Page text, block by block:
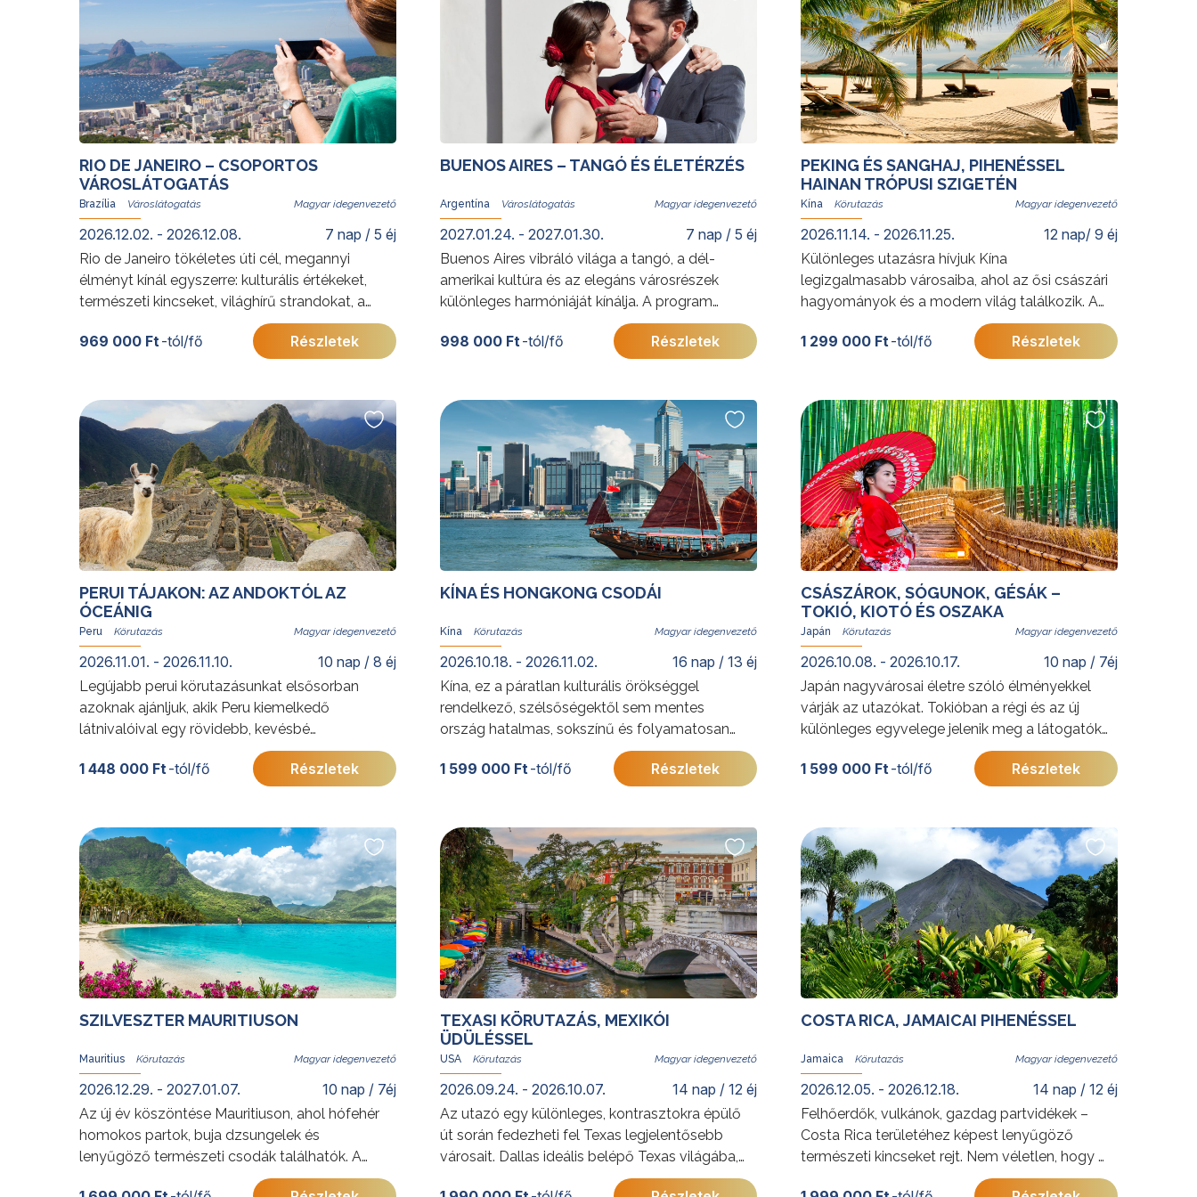
RIO DE JANEIRO – CSOPORTOS
VÁROSLÁTOGATÁS
Brazília Magyar idegenvezető
2026.12.02. - 2026.12.08. 7 nap / 5 éj
Rio de Janeiro tökéletes úti cél, megannyi
élményt kínál egyszerre: kulturális értékeket,
természeti kincseket, világhírű strandokat, a
szambát és a bossanovát, izgalmas
gasztronómiai kalandozásokat. Rióban senki
utazókra.
További érdekességekért Brazíliáról kattintson
A programok sorrendje az indulási
időpontoktól függően változhat.
969 000 Ft-tól/fő Részletek
BUENOS AIRES – TANGÓ ÉS ÉLETÉRZÉS
Argentína Magyar idegenvezető
2027.01.24. - 2027.01.30. 7 nap / 5 éj
Buenos Aires vibráló világa a tangó, a dél-
amerikai kultúra és az elegáns városrészek
különleges harmóniáját kínálja. A program
során megismerkedhet a város legismertebb
látnivalóival, jellegzetes negyedeivel és
Tigre-delta természeti szépségei és az
argentin vidék hangulata is várja.
További érdekességekért Argentínáról
kattintson
ide.
998 000 Ft-tól/fő Részletek
PEKING ÉS SANGHAJ, PIHENÉSSEL
HAINAN TRÓPUSI SZIGETÉN
Kína Magyar idegenvezető
2026.11.14. - 2026.11.25. 12 nap/ 9 éj
Különleges utazásra hívjuk Kína
legizgalmasabb városaiba, ahol az ősi császári
hagyományok és a modern világ találkozik. A
körutazás végén a trópusi Hainan-sziget várja
utasainkat: Kína „keleti Hawaiija”, amely hófehér
tökéletes helyszíne. A festői Yalong-öbölben
eltöltött napok méltó lezárását adják az
élményekben gazdag körutazásnak.
További érdekességekért Kínáról kattintson ide.
1 299 000 Ft-tól/fő Részletek
PERUI TÁJAKON: AZ ANDOKTÓL AZ
ÓCEÁNIG
Peru Magyar idegenvezető
2026.11.01. - 2026.11.10. 10 nap / 8 éj
Legújabb perui körutazásunkat elsősorban
azoknak ajánljuk, akik Peru kiemelkedő
látnivalóival egy rövidebb, kevésbé
megterhelő utazás során szeretnének
megismerkedni, s kerülnék a 4000 méter közeli
különleges Nazca-vonalak, a Ballestas-
szigetek lenyűgöző állatvilága mellett
természetesen nem maradhatnak el Cusco
inka kori kincsei és a Machu Picchu semmihez
sem hasonlító élménye sem. A szent völgyben
lámák társaságában sétálva, vagy a sivatagi
naplementében vacsorázva ennek a rendkívüli
országnak szavakkal nem kifejezhető világa is
További érdekességekért Peruról kattintson
Előkészületben: 2027. május 15-24.
1 448 000 Ft-tól/fő Részletek
KÍNA ÉS HONGKONG CSODÁI
Kína Magyar idegenvezető
2026.10.18. - 2026.11.02. 16 nap / 13 éj
Kína, ez a páratlan kulturális örökséggel
rendelkező, szélsőségektől sem mentes
ország hatalmas, sokszínű és folyamatosan
változó. A kínai körutazás a legszebb
látnivalók mellett Kína igazi arcát is igyekszik
1 599 000 Ft-tól/fő Részletek
CSÁSZÁROK, SÓGUNOK, GÉSÁK –
TOKIÓ, KIOTÓ ÉS OSZAKA
Japán Magyar idegenvezető
2026.10.08. - 2026.10.17. 10 nap / 7éj
Japán nagyvárosai életre szóló élményekkel
várják az utazókat. Tokióban a régi és az új
különleges egyvelege jelenik meg a látogatók
előtt hagyományos szent templomai és
modern felhőkarcolói által, míg Kiotóban ősi
felfedezni vágyó utazókat. Oszaka szintén
gazdag kulturális örökségekben, mindamellett,
hogy az ősi időkre visszanyúló japán
gasztronómia fellegváraként is ismert. Merüljön
el új programunk során az egyedülálló,
kontrasztokkal és izgalmakkal teli ország,
Japán kultúrájában, gasztronómiájában és
szokásaiban.
További érdekességekért Japánról kattintson
ide.
1 599 000 Ft-tól/fő Részletek
SZILVESZTER MAURITIUSON
Mauritius Magyar idegenvezető
2026.12.29. - 2027.01.07. 10 nap / 7éj
Az új év köszöntése Mauritiuson, ahol hófehér
homokos partok, buja dzsungelek és
lenyűgöző természeti csodák találhatók. A
varázslatos sziget felfedezése, amelyet Mark
TEXASI KÖRUTAZÁS, MEXIKÓI
ÜDÜLÉSSEL
USA Magyar idegenvezető
2026.09.24. - 2026.10.07. 14 nap / 12 éj
Az utazó egy különleges, kontrasztokra épülő
út során fedezheti fel Texas legjelentősebb
városait. Dallas ideális belépő Texas világába,
ahol a modern nagyvárosi élet és a
COSTA RICA, JAMAICAI PIHENÉSSEL
Jamaica Magyar idegenvezető
2026.12.05. - 2026.12.18. 14 nap / 12 éj
Felhőerdők, vulkánok, gazdag partvidékek –
Costa Rica területéhez képest lenyűgöző
természeti kincseket rejt. Nem véletlen, hogy a
helyieket a Föld egyik legboldogabb